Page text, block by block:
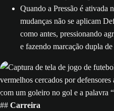
Quando a Pressão é ativada
mudanças não se aplicam
como antes, pressionando
e fazendo marcação dupla
## Carreira